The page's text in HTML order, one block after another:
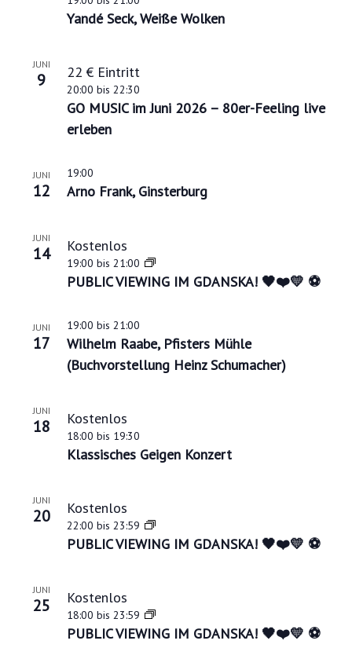
Yandé Seck, Weiße Wolken
JUNI
9
GO MUSIC im Juni 2026 – 80er-Feeling live
erleben
20:00 bis 22:30
22 € Eintritt
JUNI
12 Arno Frank, Ginsterburg
19:00
JUNI
14
PUBLIC VIEWING IM GDANSKA! 🖤❤️💛 ⚽
19:00 bis 21:00
Kostenlos
JUNI
17
Wilhelm Raabe, Pfisters Mühle
(Buchvorstellung Heinz Schumacher)
19:00 bis 21:00
JUNI
18
Klassisches Geigen Konzert
18:00 bis 19:30
Kostenlos
JUNI
20
PUBLIC VIEWING IM GDANSKA! 🖤❤️💛 ⚽
22:00 bis 23:59
Kostenlos
JUNI
25
PUBLIC VIEWING IM GDANSKA! 🖤❤️💛 ⚽
18:00 bis 23:59
Kostenlos